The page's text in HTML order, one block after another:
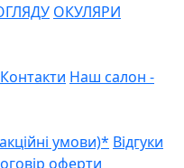
ОКУЛЯРИ
Контакти Наш салон -
умови)* Відгуки
оферти